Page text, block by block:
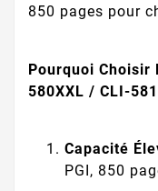
850 pages pour
Pourquoi Choisir
580XXL / CLI-
Capacité
PGI, 850